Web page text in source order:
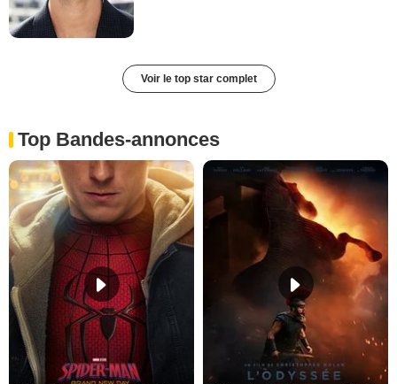
Voir le top star complet
Top Bandes-annonces